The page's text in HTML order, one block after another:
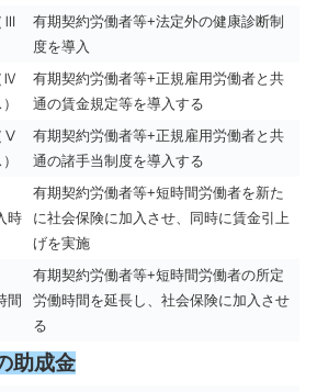
Ⅲ
有期契約労働者等+法定外の健康診断制
度を導入
Ⅳ
有期契約労働者等+正規雇用労働者と共
通の賃金規定等を導入する
Ⅴ
有期契約労働者等+正規雇用労働者と共
通の諸手当制度を導入する
時
有期契約労働者等+短時間労働者を新た
に社会保険に加入させ、同時に賃金引上
げを実施
間
有期契約労働者等+短時間労働者の所定
労働時間を延長し、社会保険に加入させ
る
助成金